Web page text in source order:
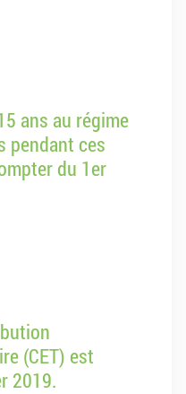
ans au régime
pendant ces
du 1er
(CET) est
2019.